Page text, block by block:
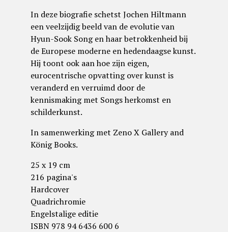
In deze biografie schetst Jochen Hiltmann
een veelzijdig beeld van de evolutie van
Hyun-Sook Song en haar betrokkenheid bij
de Europese moderne en hedendaagse kunst.
Hij toont ook aan hoe zijn eigen,
eurocentrische opvatting over kunst is
veranderd en verruimd door de
kennismaking met Songs herkomst en
schilderkunst.
In samenwerking met Zeno X Gallery and
König Books.
25 x 19 cm
216 pagina's
Hardcover
Quadrichromie
Engelstalige editie
ISBN 978 94 6436 600 6